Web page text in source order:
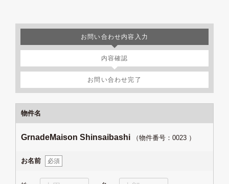
お問い合わせ内容入力
内容確認
お問い合わせ完了
物件名
GrnadeMaison Shinsaibashi （物件番号：0023 ）
お名前 必須